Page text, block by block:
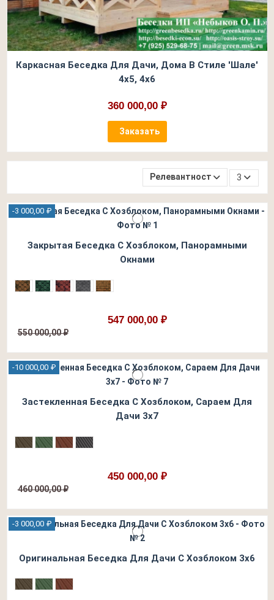
Каркасная Беседка Для Дачи, Дома В Стиле 'Шале'
4х5, 4х6
360 000,00 ₽
Заказать
Релевантность 3
-3 000,00 ₽
Закрытая Беседка С Хозблоком, Панорамными
Окнами
547 000,00 ₽
550 000,00 ₽
-10 000,00 ₽
Застекленная Беседка С Хозблоком, Сараем Для
Дачи 3х7
450 000,00 ₽
460 000,00 ₽
-3 000,00 ₽
Оригинальная Беседка Для Дачи С Хозблоком 3х6